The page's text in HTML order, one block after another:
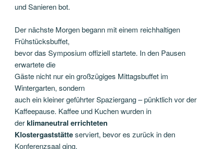
und Sanieren bot.
Der nächste Morgen begann mit einem reichhaltigen
Frühstücksbuffet,
bevor das Symposium offiziell startete. In den Pausen
erwartete die
Gäste nicht nur ein großzügiges Mittagsbuffet im
Wintergarten, sondern
auch ein kleiner geführter Spaziergang – pünktlich vor der
Kaffeepause. Kaffee und Kuchen wurden in
derklimaneutral errichteten
Klostergaststätteserviert, bevor es zurück in den
Konferenzsaal ging.